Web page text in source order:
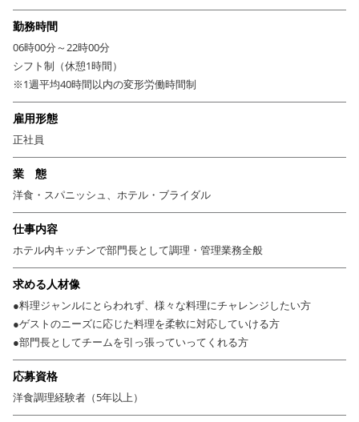
★★
同社はスタッフへのケア・フォロー体制に力を入れており、職場での不
安・課題は本社人事へ直接報告できる仕組みを取り入れています。スタッ
フが安心して働く環境作りには惜しみなく、定着率も良いのが自慢です。
え」「企画し」「実行し」続ける方に対して、積極的に挑戦の機会を提
供。一人ひとりの存在を尊重する企業風土が根付いており、若手にも裁量
上げや大きなプロジェクトに参加できるチャンスもあります！
全社員に対して提供される研修に加えて、マネジメントトレーニープログ
ます。
勤務時間
06時00分～22時00分
シフト制（休憩1時間）
※1週平均40時間以内の変形労働時間制
雇用形態
正社員
業 態
洋食・スパニッシュ、ホテル・ブライダル
仕事内容
ホテル内キッチンで部門長として調理・管理業務全般
求める人材像
●料理ジャンルにとらわれず、様々な料理にチャレンジしたい方
●ゲストのニーズに応じた料理を柔軟に対応していける方
●部門長としてチームを引っ張っていってくれる方
応募資格
洋食調理経験者（5年以上）